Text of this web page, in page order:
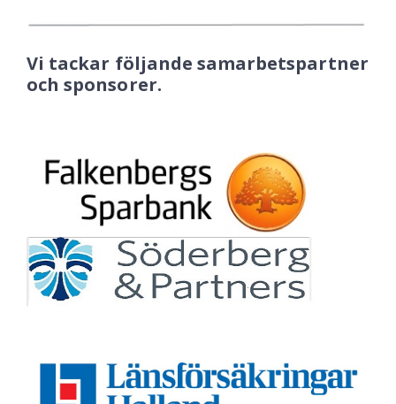
Vi tackar följande samarbetspartner
och sponsorer.